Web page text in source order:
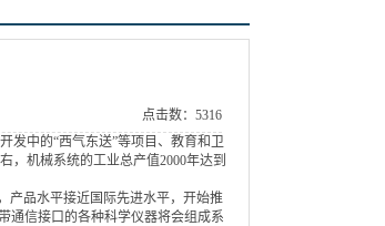
点击数：5316
发中的“西气东送”等项目、教育和卫
，机械系统的工业总产值2000年达到
产品水平接近国际先进水平，开始推
通信接口的各种科学仪器将会组成系